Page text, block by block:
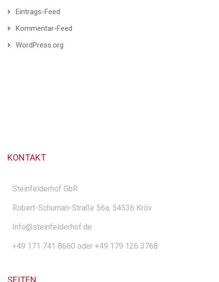
Eintrags-Feed
Kommentar-Feed
WordPress.org
KONTAKT
Steinfelderhof GbR
Robert-Schuman-Straße 56a, 54536 Kröv
Info@steinfelderhof.de
+49 171 741 8660 oder +49 179 126 3768
SEITEN